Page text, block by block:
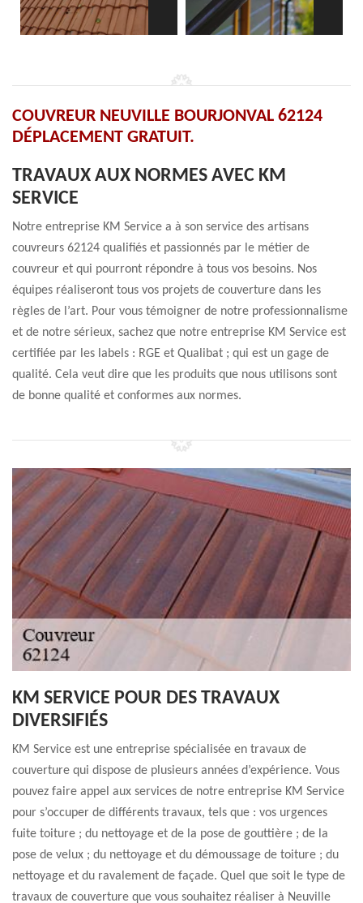
COUVREUR NEUVILLE BOURJONVAL 62124
DÉPLACEMENT GRATUIT.
TRAVAUX AUX NORMES AVEC KM
SERVICE
Notre entreprise KM Service a à son service des artisans
couvreurs 62124 qualifiés et passionnés par le métier de
couvreur et qui pourront répondre à tous vos besoins. Nos
équipes réaliseront tous vos projets de couverture dans les
règles de l’art. Pour vous témoigner de notre professionnalisme
et de notre sérieux, sachez que notre entreprise KM Service est
certifiée par les labels : RGE et Qualibat ; qui est un gage de
qualité. Cela veut dire que les produits que nous utilisons sont
de bonne qualité et conformes aux normes.
KM SERVICE POUR DES TRAVAUX
DIVERSIFIÉS
KM Service est une entreprise spécialisée en travaux de
couverture qui dispose de plusieurs années d’expérience. Vous
pouvez faire appel aux services de notre entreprise KM Service
pour s’occuper de différents travaux, tels que : vos urgences
fuite toiture ; du nettoyage et de la pose de gouttière ; de la
pose de velux ; du nettoyage et du démoussage de toiture ; du
nettoyage et du ravalement de façade. Quel que soit le type de
travaux de couverture que vous souhaitez réaliser à Neuville